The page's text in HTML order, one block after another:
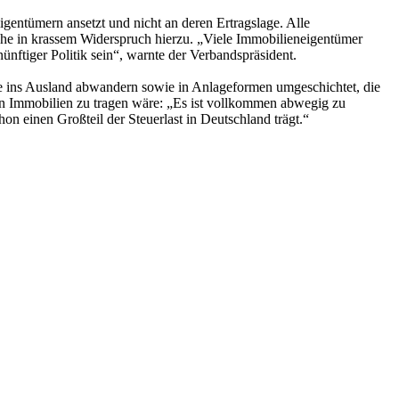
ansetzt und nicht an deren Ertragslage. Alle
in krassem Widerspruch hierzu. „Viele Immobilieneigentümer
Politik sein“, warnte der Verbandspräsident.
Ausland abwandern sowie in Anlageformen umgeschichtet, die
Immobilien zu tragen wäre: „Es ist vollkommen abwegig zu
einen Großteil der Steuerlast in Deutschland trägt.“